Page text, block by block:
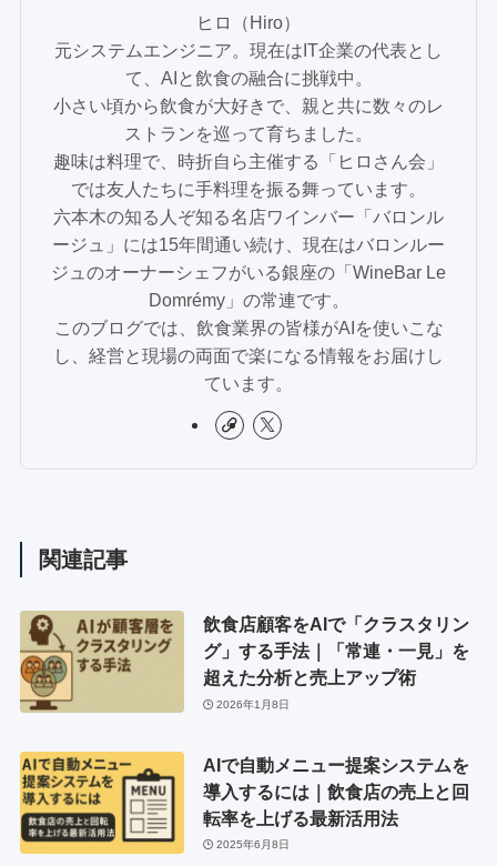
ヒロ（Hiro）
元システムエンジニア。現在はIT企業の代表とし
て、AIと飲食の融合に挑戦中。
小さい頃から飲食が大好きで、親と共に数々のレ
ストランを巡って育ちました。
趣味は料理で、時折自ら主催する「ヒロさん会」
では友人たちに手料理を振る舞っています。
六本木の知る人ぞ知る名店ワインバー「バロンル
ージュ」には15年間通い続け、現在はバロンルー
ジュのオーナーシェフがいる銀座の「WineBar Le
Domrémy」の常連です。
このブログでは、飲食業界の皆様がAIを使いこな
し、経営と現場の両面で楽になる情報をお届けし
ています。
関連記事
飲食店顧客をAIで「クラスタリン
グ」する手法｜「常連・一見」を
超えた分析と売上アップ術
2026年1月8日
AIで自動メニュー提案システムを
導入するには｜飲食店の売上と回
転率を上げる最新活用法
2025年6月8日